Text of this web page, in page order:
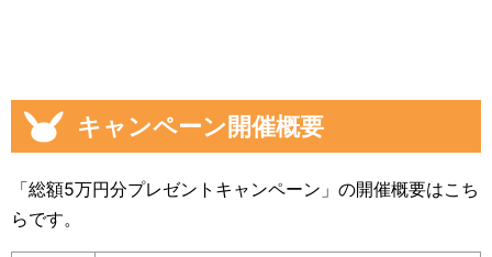
キャンペーン開催概要
「総額5万円分プレゼントキャンペーン」の開催概要はこち
らです。